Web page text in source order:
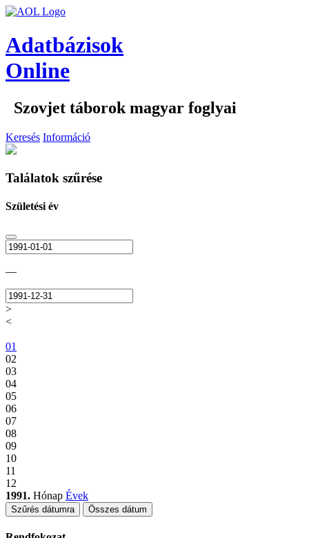
Adatbázisok
Online
Szovjet táborok magyar foglyai
Keresés Információ
Találatok szűrése
Születési év
—
>
<
01
02
03
04
05
06
07
08
09
10
11
12
1991. Hónap Évek
Szűrés dátumra Összes dátum